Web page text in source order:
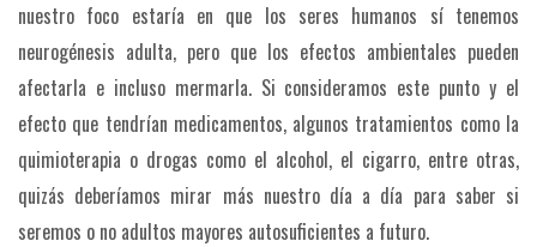
nuestro foco estaría en que los seres humanos sí tenemos
neurogénesis adulta, pero que los efectos ambientales pueden
afectarla e incluso mermarla. Si consideramos este punto y el
efecto que tendrían medicamentos, algunos tratamientos como la
quimioterapia o drogas como el alcohol, el cigarro, entre otras,
quizás deberíamos mirar más nuestro día a día para saber si
seremos o no adultos mayores autosuficientes a futuro.